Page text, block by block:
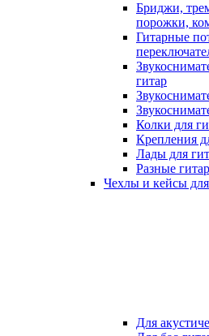
Бриджи,
порожки,
Гитарные
гитар
Колки для
Крепления
Лады для
Разные
Чехлы и кейсы
Для